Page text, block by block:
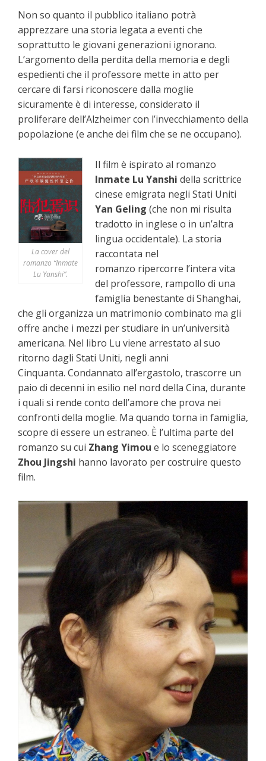
Non so quanto il pubblico italiano potrà
apprezzare una storia legata a eventi che
soprattutto le giovani generazioni ignorano.
L’argomento della perdita della memoria e degli
espedienti che il professore mette in atto per
cercare di farsi riconoscere dalla moglie
sicuramente è di interesse, considerato il
proliferare dell’Alzheimer con l’invecchiamento della
popolazione (e anche dei film che se ne occupano).
La cover del
romanzo “Inmate
Lu Yanshi”.
Il film è ispirato al romanzo
Inmate Lu Yanshi della scrittrice
cinese emigrata negli Stati Uniti
Yan Geling (che non mi risulta
tradotto in inglese o in un’altra
lingua occidentale). La storia
raccontata nel
romanzo ripercorre l’intera vita
del professore, rampollo di una
famiglia benestante di Shanghai,
che gli organizza un matrimonio combinato ma gli
offre anche i mezzi per studiare in un’università
americana. Nel libro Lu viene arrestato al suo
ritorno dagli Stati Uniti, negli anni
Cinquanta. Condannato all’ergastolo, trascorre un
paio di decenni in esilio nel nord della Cina, durante
i quali si rende conto dell’amore che prova nei
confronti della moglie. Ma quando torna in famiglia,
scopre di essere un estraneo. È l’ultima parte del
romanzo su cui Zhang Yimou e lo sceneggiatore
Zhou Jingshi hanno lavorato per costruire questo
film.